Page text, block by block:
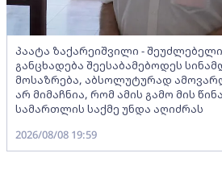
პაატა ზაქარეიშვილი -
განცხადება შეესაბამებოდეს
მოსაზრება, აბსოლუტურად
არ მიმაჩნია, რომ ამის გამო მის
სამართლის საქმე უნდა აღიძრას
2026/08/08 19:59